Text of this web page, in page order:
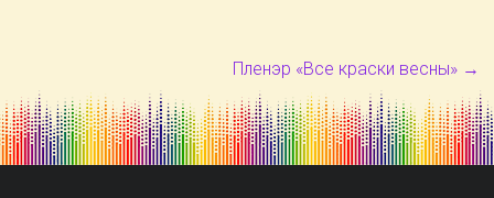
Пленэр «Все краски весны» →